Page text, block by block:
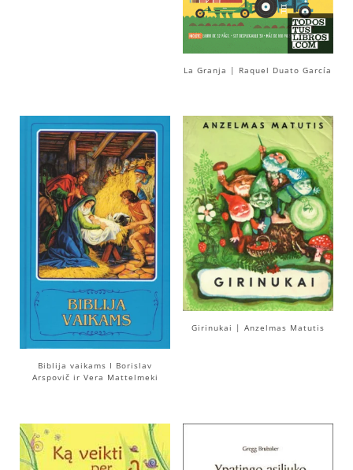
La Granja | Raquel Duato García
Biblija vaikams I Borislav
Arspovič ir Vera Mattelmeki
Girinukai | Anzelmas Matutis